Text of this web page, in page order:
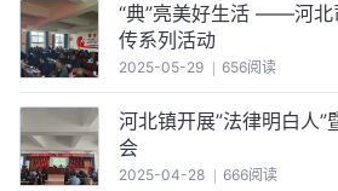
“典”亮美好生活 ——河北
传系列活动
2025-05-29 656阅读
河北镇开展”法律明白人”
会
2025-04-28 666阅读